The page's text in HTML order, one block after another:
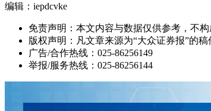
编辑：iepdcvke
免责声明：本文内容与数据仅供参考，不
版权声明：凡文章来源为“大众证券报”的
广告/合作热线：025-86256149
举报/服务热线：025-86256144